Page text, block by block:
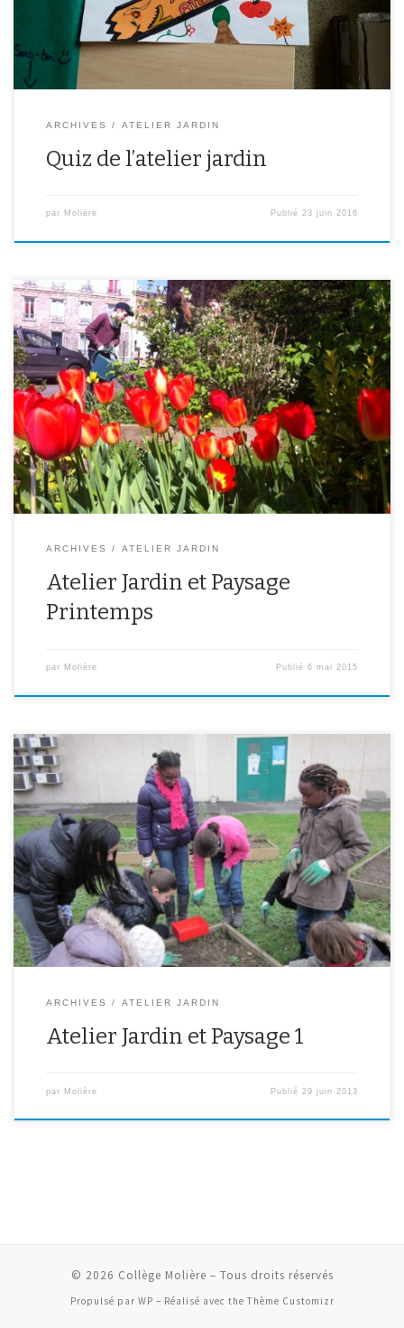
jardinage […]
ARCHIVES ATELIER JARDIN
Quiz de l’atelier jardin
par Molière Publié23 juin 2016
Atelier Jardin et paysage: Printemps 2015 Cerisier en fleurs
Elèves de l’atelier au jardin… Les semis de tomates,
poivrons oignons, choux….
ARCHIVES ATELIER JARDIN
Atelier Jardin et Paysage
Printemps
par Molière Publié6 mai 2015
Atelier Jardin et Paysage Début printemps 2013 Mise en place
dans le jardin de pots en terre cuite recouverts de mosaïque et
des tuteurs colorés, réalisés par les élèves de l’atelier durant
l’hiver. Construction de la serre. Semis en godets de graines de
tomates, de courges, de muscades de […]
ARCHIVES ATELIER JARDIN
Atelier Jardin et Paysage 1
par Molière Publié 29 juin 2013
© 2026 Collège Molière – Tous droits réservés
Propulsé par WP – Réalisé avec the Thème Customizr